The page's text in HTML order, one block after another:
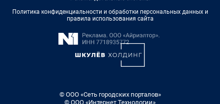
Политика конфиденциальности и обработки персональных данных и
правила использования сайта
© ООО «Сеть городских порталов»
© ООО «Интернет Технологии»